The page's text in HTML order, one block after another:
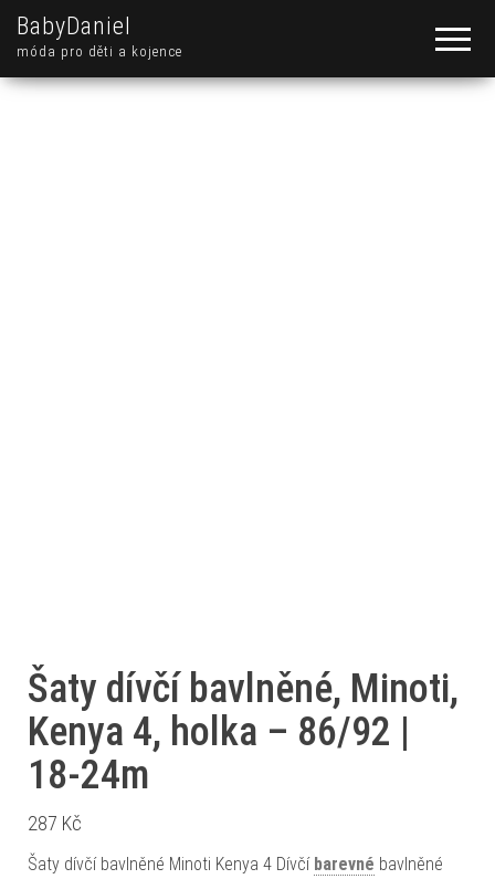
BabyDaniel
móda pro děti a kojence
Šaty dívčí bavlněné, Minoti,
Kenya 4, holka – 86/92 |
18-24m
287 Kč
Šaty dívčí bavlněné Minoti Kenya 4 Dívčí barevné bavlněné